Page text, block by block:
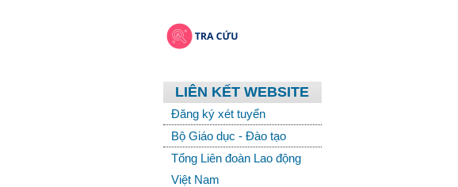
LIÊN KẾT WEBSITE
Đăng ký xét tuyển
Bộ Giáo dục - Đào tạo
Tổng Liên đoàn Lao động
Việt Nam